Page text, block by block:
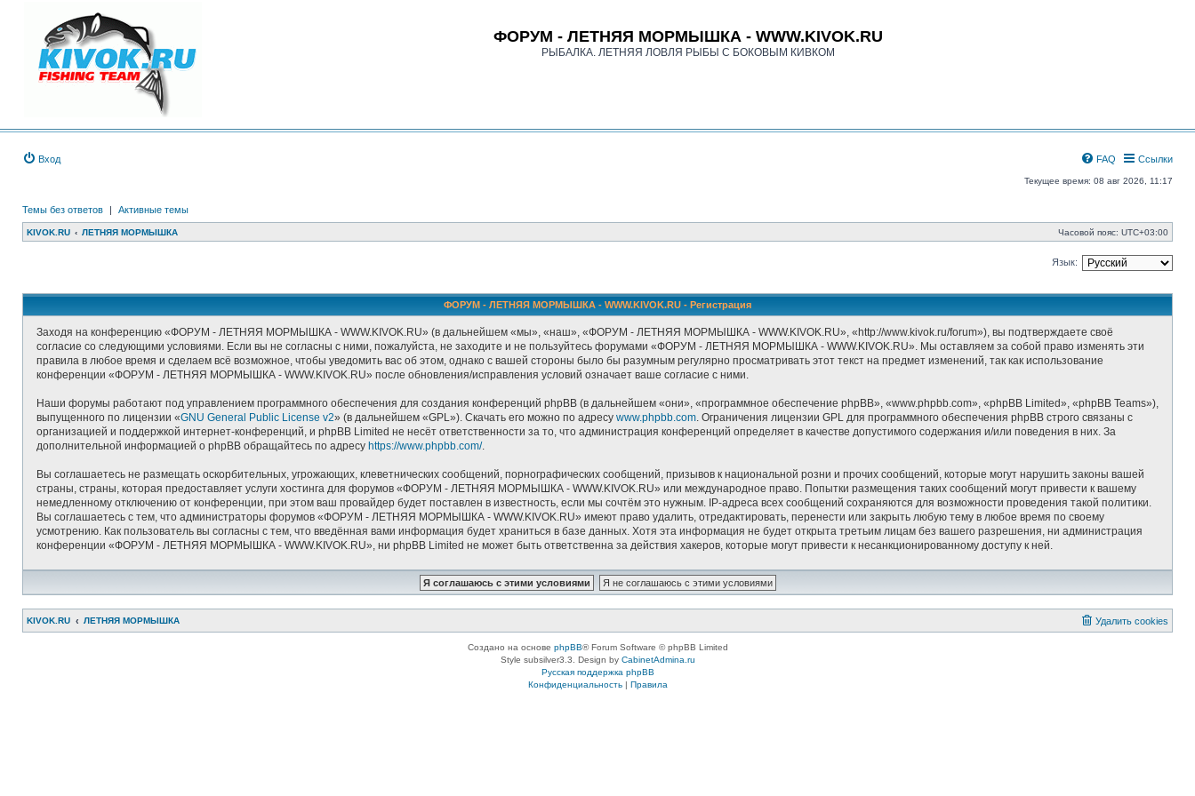
ФОРУМ - ЛЕТНЯЯ МОРМЫШКА - WWW.KIVOK.RU
РЫБАЛКА. ЛЕТНЯЯ ЛОВЛЯ РЫБЫ С БОКОВЫМ КИВКОМ
Вход Ссылки
FAQ
Текущее время: 08 авг 2026, 11:17
Темы без ответов | Активные темы
KIVOK.RU ЛЕТНЯЯ МОРМЫШКА Часовой пояс: UTC+03:00
Язык:
ФОРУМ - ЛЕТНЯЯ МОРМЫШКА - WWW.KIVOK.RU - Регистрация
Заходя на конференцию «ФОРУМ - ЛЕТНЯЯ МОРМЫШКА - WWW.KIVOK.RU» (в дальнейшем «мы», «наш», «ФОРУМ - ЛЕТНЯЯ МОРМЫШКА - WWW.KIVOK.RU», «http://www.kivok.ru/forum»), вы подтверждаете своё
согласие со следующими условиями. Если вы не согласны с ними, пожалуйста, не заходите и не пользуйтесь форумами «ФОРУМ - ЛЕТНЯЯ МОРМЫШКА - WWW.KIVOK.RU». Мы оставляем за собой право изменять эти
правила в любое время и сделаем всё возможное, чтобы уведомить вас об этом, однако с вашей стороны было бы разумным регулярно просматривать этот текст на предмет изменений, так как использование
конференции «ФОРУМ - ЛЕТНЯЯ МОРМЫШКА - WWW.KIVOK.RU» после обновления/исправления условий означает ваше согласие с ними.
Наши форумы работают под управлением программного обеспечения для создания конференций phpBB (в дальнейшем «они», «программное обеспечение phpBB», «www.phpbb.com», «phpBB Limited», «phpBB Teams»),
выпущенного по лицензии «GNU General Public License v2» (в дальнейшем «GPL»). Скачать его можно по адресу www.phpbb.com. Ограничения лицензии GPL для программного обеспечения phpBB строго связаны с
организацией и поддержкой интернет-конференций, и phpBB Limited не несёт ответственности за то, что администрация конференций определяет в качестве допустимого содержания и/или поведения в них. За
дополнительной информацией о phpBB обращайтесь по адресу https://www.phpbb.com/.
Вы соглашаетесь не размещать оскорбительных, угрожающих, клеветнических сообщений, порнографических сообщений, призывов к национальной розни и прочих сообщений, которые могут нарушить законы вашей
страны, страны, которая предоставляет услуги хостинга для форумов «ФОРУМ - ЛЕТНЯЯ МОРМЫШКА - WWW.KIVOK.RU» или международное право. Попытки размещения таких сообщений могут привести к вашему
немедленному отключению от конференции, при этом ваш провайдер будет поставлен в известность, если мы сочтём это нужным. IP-адреса всех сообщений сохраняются для возможности проведения такой политики.
Вы соглашаетесь с тем, что администраторы форумов «ФОРУМ - ЛЕТНЯЯ МОРМЫШКА - WWW.KIVOK.RU» имеют право удалить, отредактировать, перенести или закрыть любую тему в любое время по своему
усмотрению. Как пользователь вы согласны с тем, что введённая вами информация будет храниться в базе данных. Хотя эта информация не будет открыта третьим лицам без вашего разрешения, ни администрация
конференции «ФОРУМ - ЛЕТНЯЯ МОРМЫШКА - WWW.KIVOK.RU», ни phpBB Limited не может быть ответственна за действия хакеров, которые могут привести к несанкционированному доступу к ней.
KIVOK.RU ЛЕТНЯЯ МОРМЫШКА Удалить cookies
Создано на основе phpBB® Forum Software © phpBB Limited
Style subsilver3.3. Design by CabinetAdmina.ru
Русская поддержка phpBB
Конфиденциальность| Правила